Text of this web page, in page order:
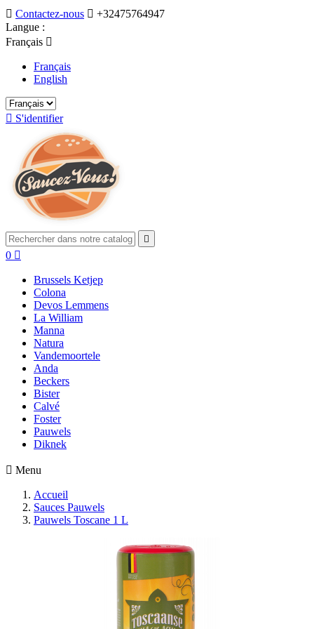
 Contactez-nous  +32475764947
Langue :
Français 
Français
English
 S'identifier

0 
Brussels Ketjep
Colona
Devos Lemmens
La William
Manna
Natura
Vandemoortele
Anda
Beckers
Bister
Calvé
Foster
Pauwels
Diknek
 Menu
Accueil
Sauces Pauwels
Pauwels Toscane 1 L